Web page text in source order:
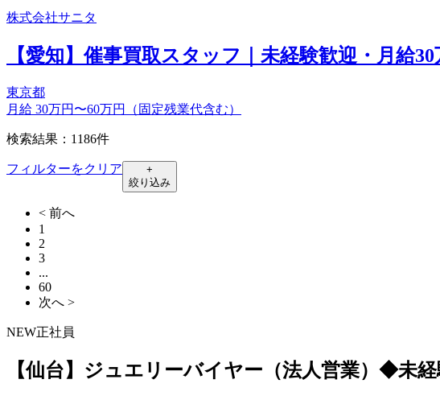
株式会社サニタ
【愛知】催事買取スタッフ｜未経験歓迎・月給
東京都
月給 30万円〜60万円（固定残業代含む）
検索結果：1186件
フィルターをクリア
+
絞り込み
< 前へ
1
2
3
...
60
次へ >
NEW正社員
【仙台】ジュエリーバイヤー（法人営業）◆未